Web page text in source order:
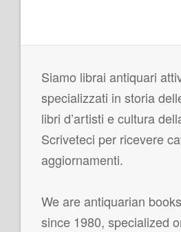
Siamo librai antiquari
specializzati in storia
libri d’artisti e cultura
Scriveteci per ricevere
aggiornamenti.
We are antiquarian
since 1980, specialized